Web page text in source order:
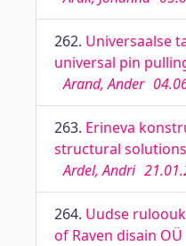
262. Universaalse
universal pin
Arand, Ander
263. Erineva
structural solutions
Ardel, Andri
264. Uudse
of Raven disain OÜ